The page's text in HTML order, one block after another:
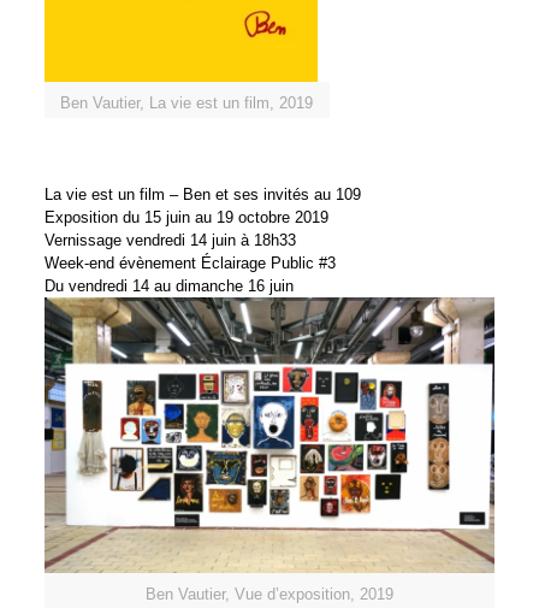
Ben Vautier, La vie est un film, 2019
La vie est un film – Ben et ses invités au 109
Exposition du 15 juin au 19 octobre 2019
Vernissage vendredi 14 juin à 18h33
Week-end évènement Éclairage Public #3
Du vendredi 14 au dimanche 16 juin
Ben Vautier, Vue d’exposition, 2019